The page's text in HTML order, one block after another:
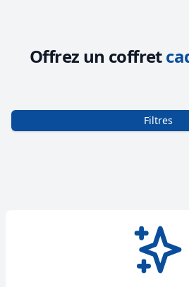
Offrez un coffret
Filtres